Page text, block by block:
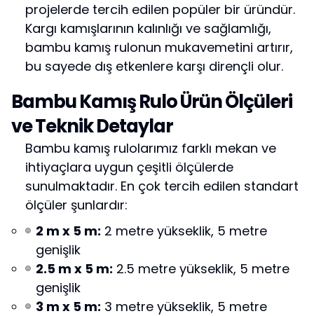
projelerde tercih edilen popüler bir üründür.
Kargı kamışlarının kalınlığı ve sağlamlığı,
bambu kamış rulonun mukavemetini artırır,
bu sayede dış etkenlere karşı dirençli olur.
Bambu Kamış Rulo Ürün Ölçüleri
ve Teknik Detaylar
Bambu kamış rulolarımız farklı mekan ve
ihtiyaçlara uygun çeşitli ölçülerde
sunulmaktadır. En çok tercih edilen standart
ölçüler şunlardır:
2 m x 5 m: 2 metre yükseklik, 5 metre
genişlik
2.5 m x 5 m: 2.5 metre yükseklik, 5 metre
genişlik
3 m x 5 m: 3 metre yükseklik, 5 metre